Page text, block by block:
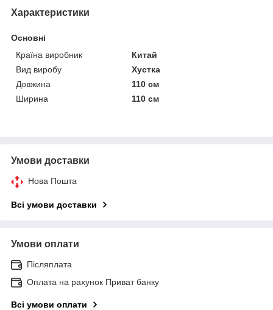
Характеристики
Основні
Країна виробник
Китай
Вид виробу
Хустка
Довжина
110 см
Ширина
110 см
Умови доставки
Нова Пошта
Всі умови доставки
Умови оплати
Післяплата
Оплата на рахунок Приват банку
Всі умови оплати